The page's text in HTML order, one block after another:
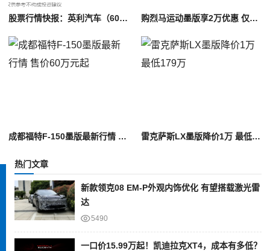
股票行情快报：英利汽车（601279）7月31日主力资金净买入241.47万元 购烈马运动墨版享2万优惠 仅35万可入手
成都福特F-150墨版最新行情 售价60万元起 雷克萨斯LX墨版降价1万 最低179万
热门文章
新款领克08 EM-P外观内饰优化 有望搭载激光雷
达
5490
一口价15.99万起！凯迪拉克XT4，成本有多低？